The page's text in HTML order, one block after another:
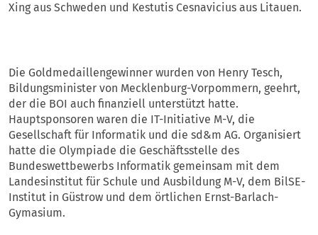
Xing aus Schweden und Kestutis Cesnavicius aus Litauen.
Die Goldmedaillengewinner wurden von Henry Tesch,
Bildungsminister von Mecklenburg-Vorpommern, geehrt,
der die BOI auch finanziell unterstützt hatte.
Hauptsponsoren waren die IT-Initiative M-V, die
Gesellschaft für Informatik und die sd&m AG. Organisiert
hatte die Olympiade die Geschäftsstelle des
Bundeswettbewerbs Informatik gemeinsam mit dem
Landesinstitut für Schule und Ausbildung M-V, dem BilSE-
Institut in Güstrow und dem örtlichen Ernst-Barlach-
Gymasium.